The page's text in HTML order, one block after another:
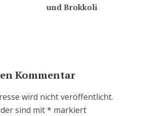
und Brokkoli
Kommentar
wird nicht veröffentlicht.
sind mit* markiert